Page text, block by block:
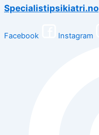
Specialistipsikiatri.no
Facebook Instagram